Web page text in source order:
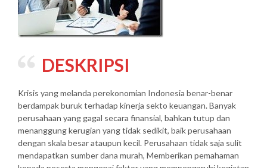
DESKRIPSI
Krisis yang melanda perekonomian Indonesia benar-benar
berdampak buruk terhadap kinerja sekto keuangan. Banyak
perusahaan yang gagal secara finansial, bahkan tutup dan
menanggung kerugian yang tidak sedikit, baik perusahaan
dengan skala besar ataupun kecil. Perusahaan tidak saja sulit
mendapatkan sumber dana murah, Memberikan pemahaman